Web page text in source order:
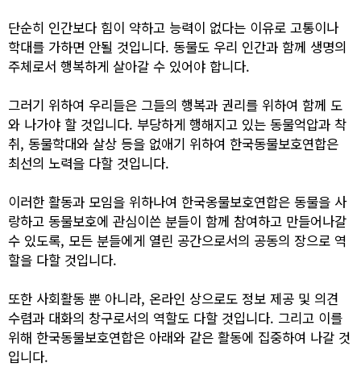
단순히 인간보다 힘이 약하고 능력이 없다는 이유로 고통이나
학대를 가하면 안될 것입니다. 동물도 우리 인간과 함께 생명의
주체로서 행복하게 살아갈 수 있어야 합니다.
그러기 위하여 우리들은 그들의 행복과 권리를 위하여 함께 도
와 나가야 할 것입니다. 부당하게 행해지고 있는 동물억압과 착
취, 동물학대와 살상 등을 없애기 위하여 한국동물보호연합은
최선의 노력을 다할 것입니다.
이러한 활동과 모임을 위하나여 한국옹물보호연합은 동물을 사
랑하고 동물보호에 관심이쓴 분들이 함께 참여하고 만들어나갈
수 있도록, 모든 분들에게 열린 공간으로서의 공동의 장으로 역
할을 다할 것입니다.
또한 사회활동 뿐 아니라, 온라인 상으로도 정보 제공 및 의견
수렴과 대화의 창구로서의 역할도 다할 것입니다. 그리고 이를
위해 한국동물보호연합은 아래와 같은 활동에 집중하여 나갈 것
입니다.